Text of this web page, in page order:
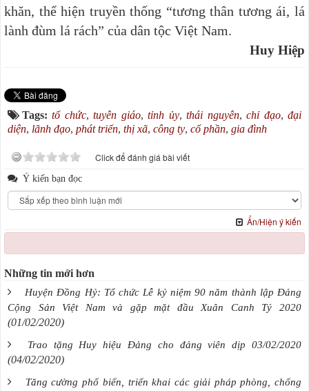
khăn, thể hiện truyền thống “tương thân tương ái, lá
lành đùm lá rách” của dân tộc Việt Nam.
Huy Hiệp
Tags:tổ chức,tuyên giáo,tỉnh ủy,thái nguyên,chỉ đạo,đại
diện, lãnh đạo, phát triển, thị xã, công ty, cổ phần, gia đình
Click để đánh giá bài viết
Ý kiến bạn đọc
Ẩn/Hiện ý kiến
Những tin mới hơn
Huyện Đồng Hỷ: Tổ chức Lễ kỷ niệm 90 năm thành lập Đảng
Cộng Sản Việt Nam và gặp mặt đầu Xuân Canh Tý 2020
(01/02/2020)
Trao tặng Huy hiệu Đảng cho đảng viên dịp 03/02/2020
(04/02/2020)
Tăng cường phổ biến, triển khai các giải pháp phòng, chống